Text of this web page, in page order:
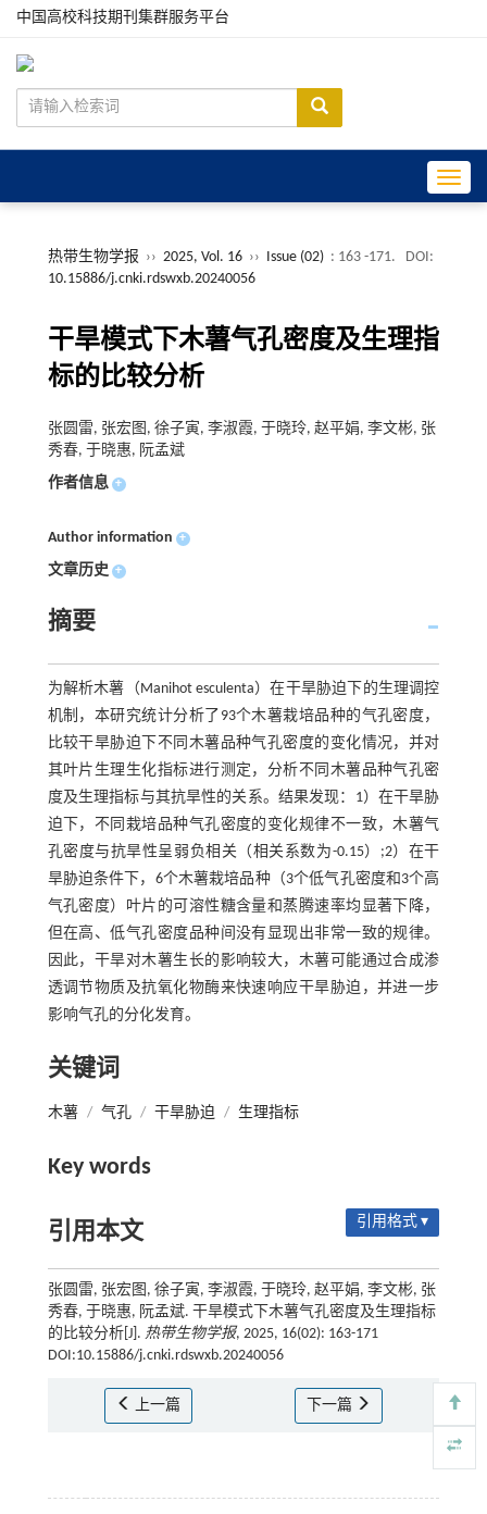
中国高校科技期刊集群服务平台
热带生物学报 ›› 2025, Vol. 16 ›› Issue (02) : 163 -171.
DOI:
10.15886/j.cnki.rdswxb.20240056
干旱模式下木薯气孔密度及生理指
标的比较分析
张圆雷, 张宏图, 徐子寅, 李淑霞, 于晓玲, 赵平娟, 李文彬, 张
秀春, 于晓惠, 阮孟斌
作者信息 +
Author information +
文章历史 +
摘要
为解析木薯（Manihot esculenta）在干旱胁迫下的生理调控
机制，本研究统计分析了93个木薯栽培品种的气孔密度，
比较干旱胁迫下不同木薯品种气孔密度的变化情况，并对
其叶片生理生化指标进行测定，分析不同木薯品种气孔密
度及生理指标与其抗旱性的关系。结果发现：1）在干旱胁
迫下，不同栽培品种气孔密度的变化规律不一致，木薯气
孔密度与抗旱性呈弱负相关（相关系数为-0.15）;2）在干
旱胁迫条件下，6个木薯栽培品种（3个低气孔密度和3个高
气孔密度）叶片的可溶性糖含量和蒸腾速率均显著下降，
但在高、低气孔密度品种间没有显现出非常一致的规律。
因此，干旱对木薯生长的影响较大，木薯可能通过合成渗
透调节物质及抗氧化物酶来快速响应干旱胁迫，并进一步
影响气孔的分化发育。
关键词
木薯 / 气孔 / 干旱胁迫 / 生理指标
Key words
引用本文 引用格式 ▾
张圆雷, 张宏图, 徐子寅, 李淑霞, 于晓玲, 赵平娟, 李文彬, 张
秀春, 于晓惠, 阮孟斌. 干旱模式下木薯气孔密度及生理指标
的比较分析[J]. 热带生物学报, 2025, 16(02): 163-171
DOI:10.15886/j.cnki.rdswxb.20240056
上一篇 下一篇